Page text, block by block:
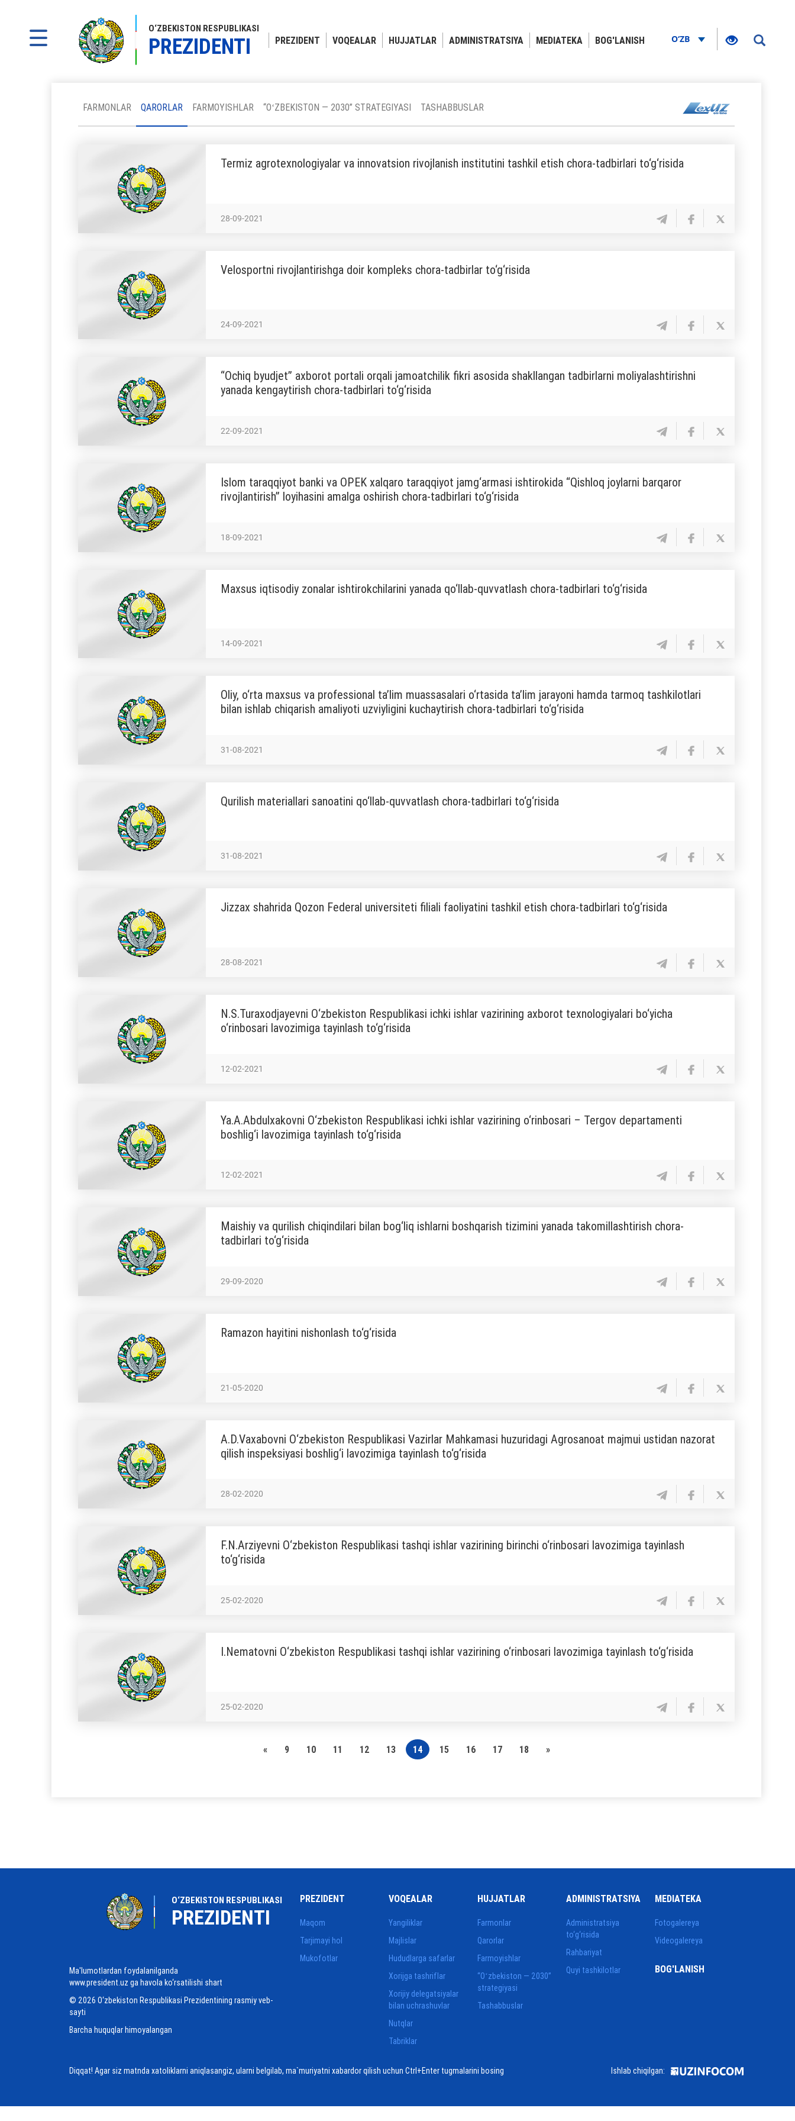
O‘ZBEKISTON RESPUBLIKASI
PREZIDENTI PREZIDENT VOQEALAR HUJJATLAR ADMINISTRATSIYA MEDIATEKA BOG'LANISH O‘ZB
FARMONLAR QARORLAR FARMOYISHLAR “OʻZBEKISTON — 2030” STRATEGIYASI TASHABBUSLAR
Termiz agrotexnologiyalar va innovatsion rivojlanish institutini tashkil etish chora-tadbirlari to‘g‘risida
28-09-2021
Velosportni rivojlantirishga doir kompleks chora-tadbirlar to‘g‘risida
24-09-2021
“Ochiq byudjet” axborot portali orqali jamoatchilik fikri asosida shakllangan tadbirlarni moliyalashtirishni
yanada kengaytirish chora-tadbirlari to‘g‘risida
22-09-2021
Islom taraqqiyot banki va OPEK xalqaro taraqqiyot jamg‘armasi ishtirokida “Qishloq joylarni barqaror
rivojlantirish” loyihasini amalga oshirish chora-tadbirlari to‘g‘risida
18-09-2021
Maxsus iqtisodiy zonalar ishtirokchilarini yanada qo‘llab-quvvatlash chora-tadbirlari to‘g‘risida
14-09-2021
Oliy, o‘rta maxsus va professional ta’lim muassasalari o‘rtasida ta’lim jarayoni hamda tarmoq tashkilotlari
bilan ishlab chiqarish amaliyoti uzviyligini kuchaytirish chora-tadbirlari to‘g‘risida
31-08-2021
Qurilish materiallari sanoatini qo‘llab-quvvatlash chora-tadbirlari to‘g‘risida
31-08-2021
Jizzax shahrida Qozon Federal universiteti filiali faoliyatini tashkil etish chora-tadbirlari to‘g‘risida
28-08-2021
N.S.Turaxodjayevni O‘zbekiston Respublikasi ichki ishlar vazirining axborot texnologiyalari bo‘yicha
o‘rinbosari lavozimiga tayinlash to‘g‘risida
12-02-2021
Ya.A.Abdulxakovni O‘zbekiston Respublikasi ichki ishlar vazirining o‘rinbosari – Tergov departamenti
boshlig‘i lavozimiga tayinlash to‘g‘risida
12-02-2021
Maishiy va qurilish chiqindilari bilan bog‘liq ishlarni boshqarish tizimini yanada takomillashtirish chora-
tadbirlari to‘g‘risida
29-09-2020
Ramazon hayitini nishonlash to‘g‘risida
21-05-2020
A.D.Vaxabovni O‘zbekiston Respublikasi Vazirlar Mahkamasi huzuridagi Agrosanoat majmui ustidan nazorat
qilish inspeksiyasi boshlig‘i lavozimiga tayinlash to‘g‘risida
28-02-2020
F.N.Arziyevni O‘zbekiston Respublikasi tashqi ishlar vazirining birinchi o‘rinbosari lavozimiga tayinlash
to‘g‘risida
25-02-2020
I.Nematovni O‘zbekiston Respublikasi tashqi ishlar vazirining o‘rinbosari lavozimiga tayinlash to‘g‘risida
25-02-2020
« 9 10 11 12 13 14 15 16 17 18 »
O‘ZBEKISTON RESPUBLIKASI
PREZIDENTI
Ma'lumotlardan foydalanilganda
www.president.uz ga havola ko‘rsatilishi shart
© 2026 O‘zbekiston Respublikasi Prezidentining rasmiy veb-
sayti
Barcha huquqlar himoyalangan
PREZIDENT
Maqom
Tarjimayi hol
Mukofotlar
VOQEALAR
Yangiliklar
Majlislar
Hududlarga safarlar
Xorijga tashriflar
Xorijiy delegatsiyalar
bilan uchrashuvlar
Nutqlar
Tabriklar
HUJJATLAR
Farmonlar
Qarorlar
Farmoyishlar
“Oʻzbekiston — 2030”
strategiyasi
Tashabbuslar
ADMINISTRATSIYA
Administratsiya
to‘g‘risida
Rahbariyat
Quyi tashkilotlar
MEDIATEKA
Fotogalereya
Videogalereya
BOG'LANISH
Diqqat! Agar siz matnda xatoliklarni aniqlasangiz, ularni belgilab, ma`muriyatni xabardor qilish uchun Ctrl+Enter tugmalarini bosing Ishlab chiqilgan: